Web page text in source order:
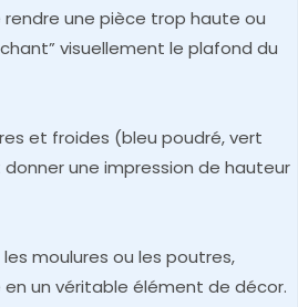
une pièce trop haute ou
visuellement le plafond du
et froides (bleu poudré, vert
une impression de hauteur
moulures ou les poutres,
un véritable élément de décor.